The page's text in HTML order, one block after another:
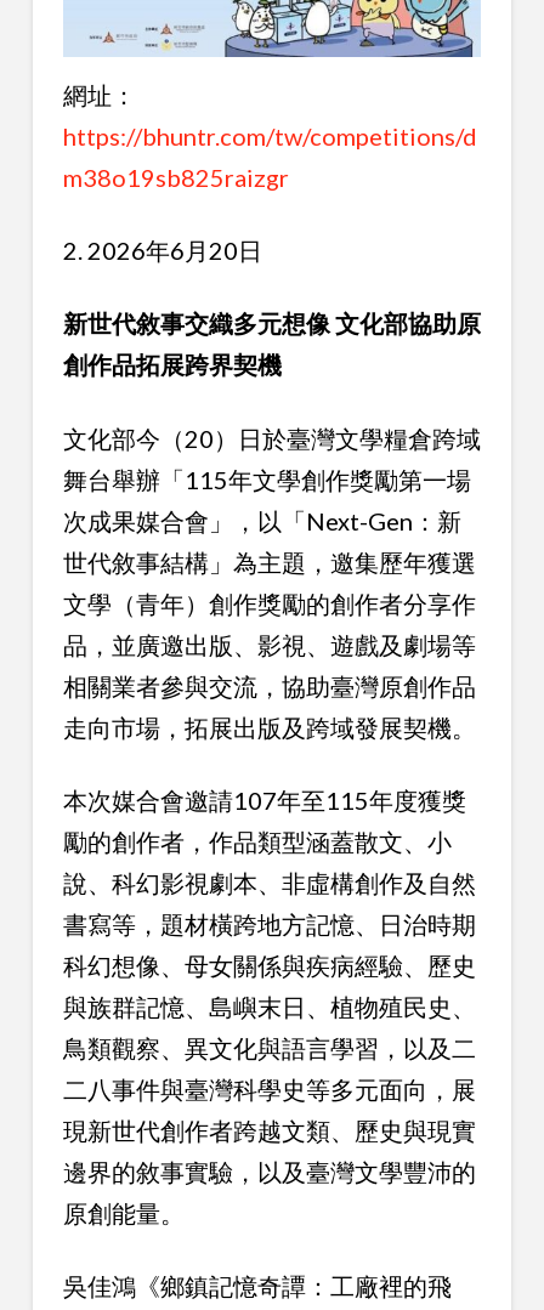
網址：
https://bhuntr.com/tw/competitions/d
m38o19sb825raizgr
2. 2026年6月20日
新世代敘事交織多元想像 文化部協助原
創作品拓展跨界契機
文化部今（20）日於臺灣文學糧倉跨域
舞台舉辦「115年文學創作獎勵第一場
次成果媒合會」，以「Next-Gen：新
世代敘事結構」為主題，邀集歷年獲選
文學（青年）創作獎勵的創作者分享作
品，並廣邀出版、影視、遊戲及劇場等
相關業者參與交流，協助臺灣原創作品
走向市場，拓展出版及跨域發展契機。
本次媒合會邀請107年至115年度獲獎
勵的創作者，作品類型涵蓋散文、小
說、科幻影視劇本、非虛構創作及自然
書寫等，題材橫跨地方記憶、日治時期
科幻想像、母女關係與疾病經驗、歷史
與族群記憶、島嶼末日、植物殖民史、
鳥類觀察、異文化與語言學習，以及二
二八事件與臺灣科學史等多元面向，展
現新世代創作者跨越文類、歷史與現實
邊界的敘事實驗，以及臺灣文學豐沛的
原創能量。
吳佳鴻《鄉鎮記憶奇譚：工廠裡的飛